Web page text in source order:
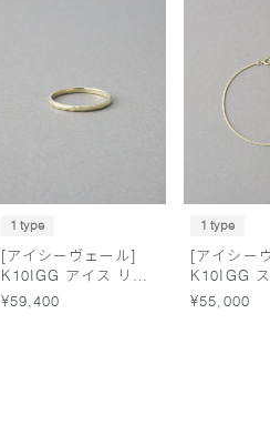
1 type
[アイシーヴェール]
K10IGG アイス リン
グ
¥59,400
1 type
[アイシー
K10IGG
ーン ブレ
¥55,000